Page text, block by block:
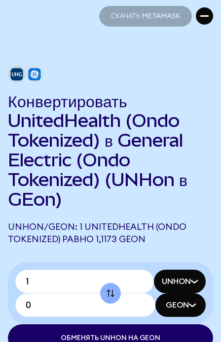
СКАЧАТЬ METAMASK
Конвертировать
UnitedHealth (Ondo
Tokenized) в General
Electric (Ondo
Tokenized) (UNHon в
GEon)
UNHON/GEON: 1 UNITEDHEALTH (ONDO
TOKENIZED) РАВНО 1,1173 GEON
UNHON
GEON
ОБМЕНЯТЬ UNHON НА GEON